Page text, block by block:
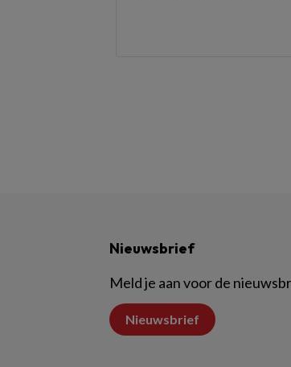
Nieuwsbrief
Meld je aan voor de
Nieuwsbrief